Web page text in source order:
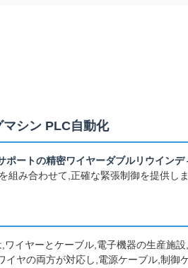
シン PLC自動化
ポートの精密ワイヤーダブルリウインデ
組み合わせて,正確な緊張制御を提供し
ワイヤーとケーブル,電子機器の生産施
イヤの両方が対応し,電源ケーブル,制